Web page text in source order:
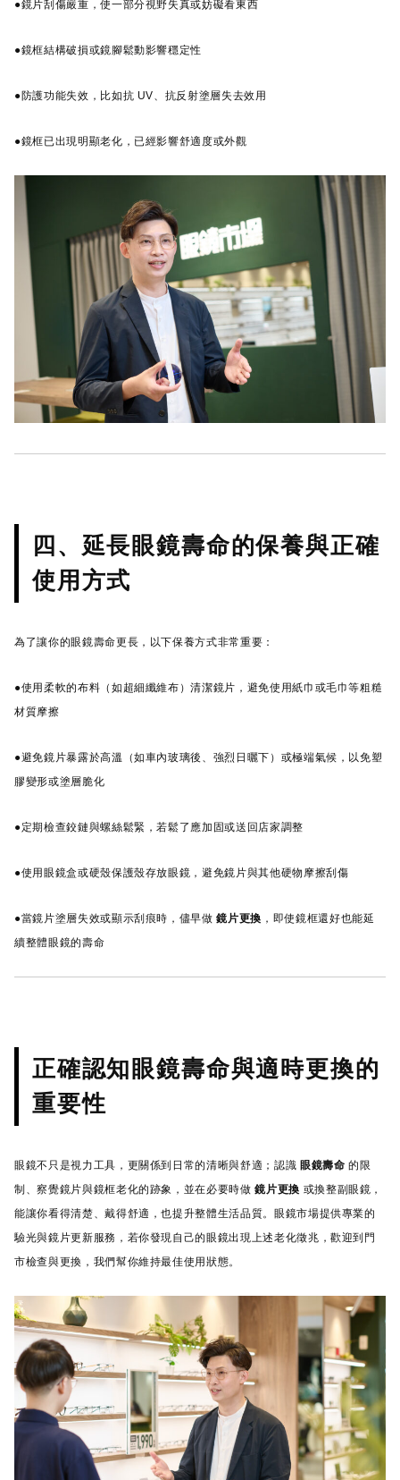
●鏡片刮傷嚴重，使一部分視野失真或妨礙看東西
●鏡框結構破損或鏡腳鬆動影響穩定性
●防護功能失效，比如抗 UV、抗反射塗層失去效用
●鏡框已出現明顯老化，已經影響舒適度或外觀
四、延長眼鏡壽命的保養與正確
使用方式
為了讓你的眼鏡壽命更長，以下保養方式非常重要：
●使用柔軟的布料（如超細纖維布）清潔鏡片，避免使用紙巾或毛巾等粗糙
材質摩擦
●避免鏡片暴露於高溫（如車內玻璃後、強烈日曬下）或極端氣候，以免塑
膠變形或塗層脆化
●定期檢查鉸鏈與螺絲鬆緊，若鬆了應加固或送回店家調整
●使用眼鏡盒或硬殼保護殼存放眼鏡，避免鏡片與其他硬物摩擦刮傷
●當鏡片塗層失效或顯示刮痕時，儘早做鏡片更換 ，即使鏡框還好也能延
續整體眼鏡的壽命
正確認知眼鏡壽命與適時更換的
重要性
眼鏡不只是視力工具，更關係到日常的清晰與舒適；認識 眼鏡壽命 的限
制、察覺鏡片與鏡框老化的跡象，並在必要時做鏡片更換 或換整副眼鏡，
能讓你看得清楚、戴得舒適，也提升整體生活品質。眼鏡市場提供專業的
驗光與鏡片更新服務，若你發現自己的眼鏡出現上述老化徵兆，歡迎到門
市檢查與更換，我們幫你維持最佳使用狀態。